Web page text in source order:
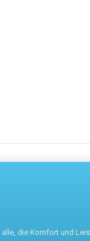
die Komfort und